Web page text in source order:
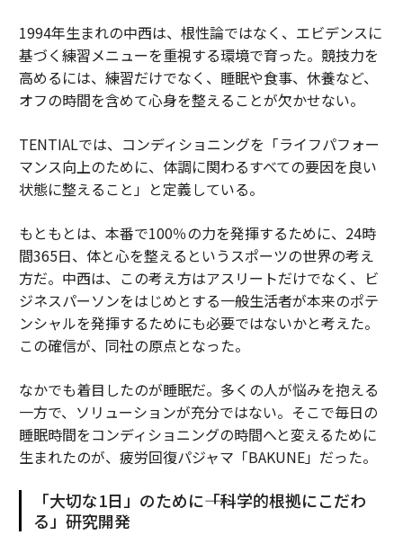
1994年生まれの中西は、根性論ではなく、エビデンスに
基づく練習メニューを重視する環境で育った。競技力を
高めるには、練習だけでなく、睡眠や食事、休養など、
オフの時間を含めて心身を整えることが欠かせない。
TENTIALでは、コンディショニングを「ライフパフォー
マンス向上のために、体調に関わるすべての要因を良い
状態に整えること」と定義している。
もともとは、本番で100％の力を発揮するために、24時
間365日、体と心を整えるというスポーツの世界の考え
方だ。中西は、この考え方はアスリートだけでなく、ビ
ジネスパーソンをはじめとする一般生活者が本来のポテ
ンシャルを発揮するためにも必要ではないかと考えた。
この確信が、同社の原点となった。
なかでも着目したのが睡眠だ。多くの人が悩みを抱える
一方で、ソリューションが充分ではない。そこで毎日の
睡眠時間をコンディショニングの時間へと変えるために
生まれたのが、疲労回復パジャマ「BAKUNE」だった。
「大切な1日」のために――「科学的根拠にこだわ
る」研究開発